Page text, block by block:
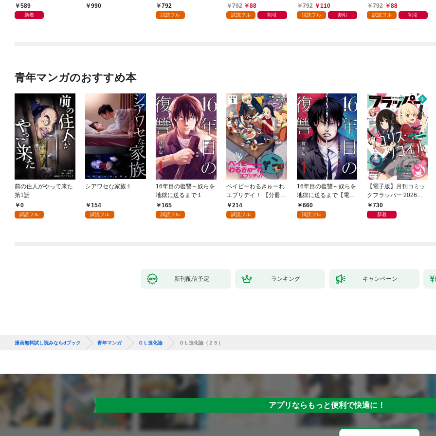
589
新着
990 792
試読フル
かけたがギフト『無限
ガチャ』でレベル９９
792 88
試読フル 割引
792 110
試読フル 割引
領地を爆速で開拓し最
強の村を作ってしまう
792 88
試読フル 割引
青年マンガのおすすめ本
前の住人がやって来た
第1話
0
試読フル
シアワセな家族１
154
試読フル
16年目の復讐～奴らを
地獄に送るまで１
165
試読フル
ベイビーわるきゅーれ
エブリデイ！ 【分冊
版】 1
214
試読フル
16年目の復讐～奴らを
地獄に送るまで【電子
単行本版】１
660
試読フル
【電子版】月刊コミッ
クフラッパー 2026年9
月号730
新着
新刊配信予定 ランキング キャンペーン
漫画無料試し読みならdブック 青年マンガ ＯＬ進化論 ＯＬ進化論（２５）
アプリならもっと便利で快適に！